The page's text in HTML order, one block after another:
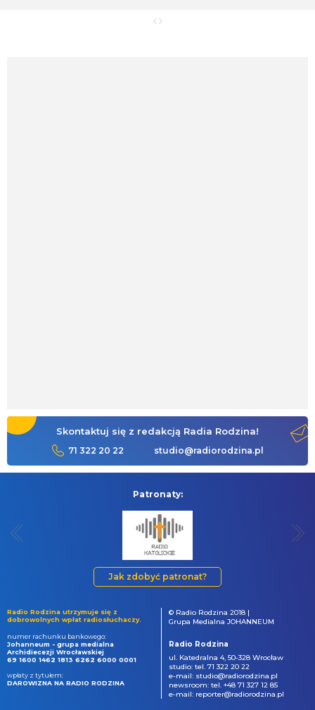
Skontaktuj się z redakcją Radia Rodzina!
71 322 20 22 studio@radiorodzina.pl
Patronaty:
Jak zdobyć patronat?
Radio Rodzina utrzymuje się z
dobrowolnych wpłat radiosłuchaczy.
numer rachunku bankowego:
Johanneum - grupa medialna
Archidiecezji Wrocławskiej
69 1600 1462 1813 6262 6000 0001
wpłaty z tytułem:
DAROWIZNA NA RADIO RODZINA
© Radio Rodzina 2018 |
Grupa Medialna JOHANNEUM
Radio Rodzina
ul. Katedralna 4, 50-328 Wrocław
studio: tel. 71 322 20 22
e-mail: studio@radiorodzina.pl
newsroom: tel. +48 71 327 12 85
e-mail: reporter@radiorodzina.pl